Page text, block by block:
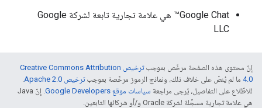
‫Google Chat™ هي علامة تجارية تابعة لشركة Google
LLC
إنّ محتوى هذه الصفحة مرخّص بموجب
ترخيص Creative Commons Attribution
4.0‏ ما لم يُنصّ على خلاف ذلك، ونماذج الرموز مرخّصة بموجبترخيص Apache 2.0‏
.
للاطّلاع على التفاصيل، يُرجى مراجعة سياسات موقع Google Developers‏
. إنّ Java
هي علامة تجارية مسجَّلة لشركة Oracle و/أو شركائها التابعين.